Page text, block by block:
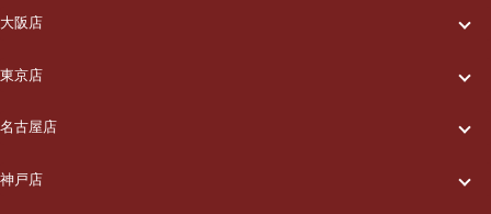
大阪店
一休について
ご利用の流れ
メニュー/料金
東京店
一休について
ご利用の流れ
名古屋店
一休について
神戸店